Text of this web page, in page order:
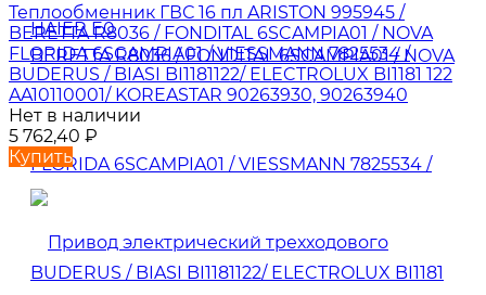
Теплообменник ГВС 16 пл ARISTON 995945 /
BERETTA R8036 / FONDITAL 6SCAMPIA01 / NOVA
FLORIDA 6SCAMPIA01 / VIESSMANN 7825534 /
BUDERUS / BIASI BI1181122/ ELECTROLUX BI1181 122
AA10110001/ KOREASTAR 90263930, 90263940
Нет в наличии
5 762,40 ₽
Купить